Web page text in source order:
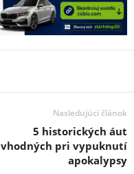
Nasledujúci článok
5 historických áut
vhodných pri vypuknutí
apokalypsy